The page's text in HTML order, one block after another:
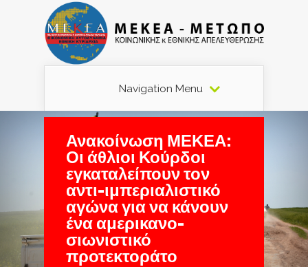
Navigation Menu
Ανακοίνωση ΜΕΚΕΑ:
Οι άθλιοι Κούρδοι
εγκαταλείπουν τον
αντι-ιμπεριαλιστικό
αγώνα για να κάνουν
ένα αμερικανο-
σιωνιστικό
προτεκτοράτο